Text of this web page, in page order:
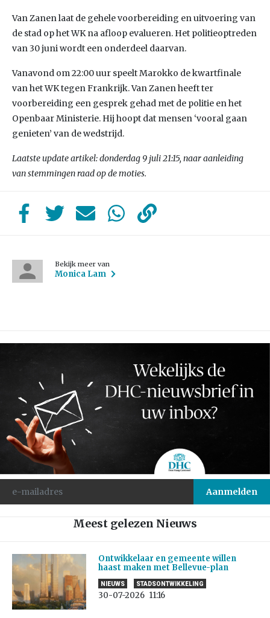
Van Zanen laat de gehele voorbereiding en uitvoering van
de stad op het WK na afloop evalueren. Het politieoptreden
van 30 juni wordt een onderdeel daarvan.
Vanavond om 22:00 uur speelt Marokko de kwartfinale
van het WK tegen Frankrijk. Van Zanen heeft ter
voorbereiding een gesprek gehad met de politie en het
Openbaar Ministerie. Hij hoopt dat mensen ‘vooral gaan
genieten’ van de wedstrijd.
Laatste update artikel: donderdag 9 juli 21:15, naar aanleiding
van stemmingen raad op de moties.
Bekijk meer van
Monica Lam
Meest gelezen Nieuws
Ontwikkelaar en gemeente willen
haast maken met Bellevue-plan
NIEUWS STADSONTWIKKELING
30-07-2026 11:16